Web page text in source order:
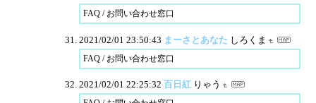
FAQ / お問い合わせ窓口
2021/02/01 23:50:43 まーさとあなた しろくま
FAQ / お問い合わせ窓口
2021/02/01 22:25:32 百日紅 りゃう